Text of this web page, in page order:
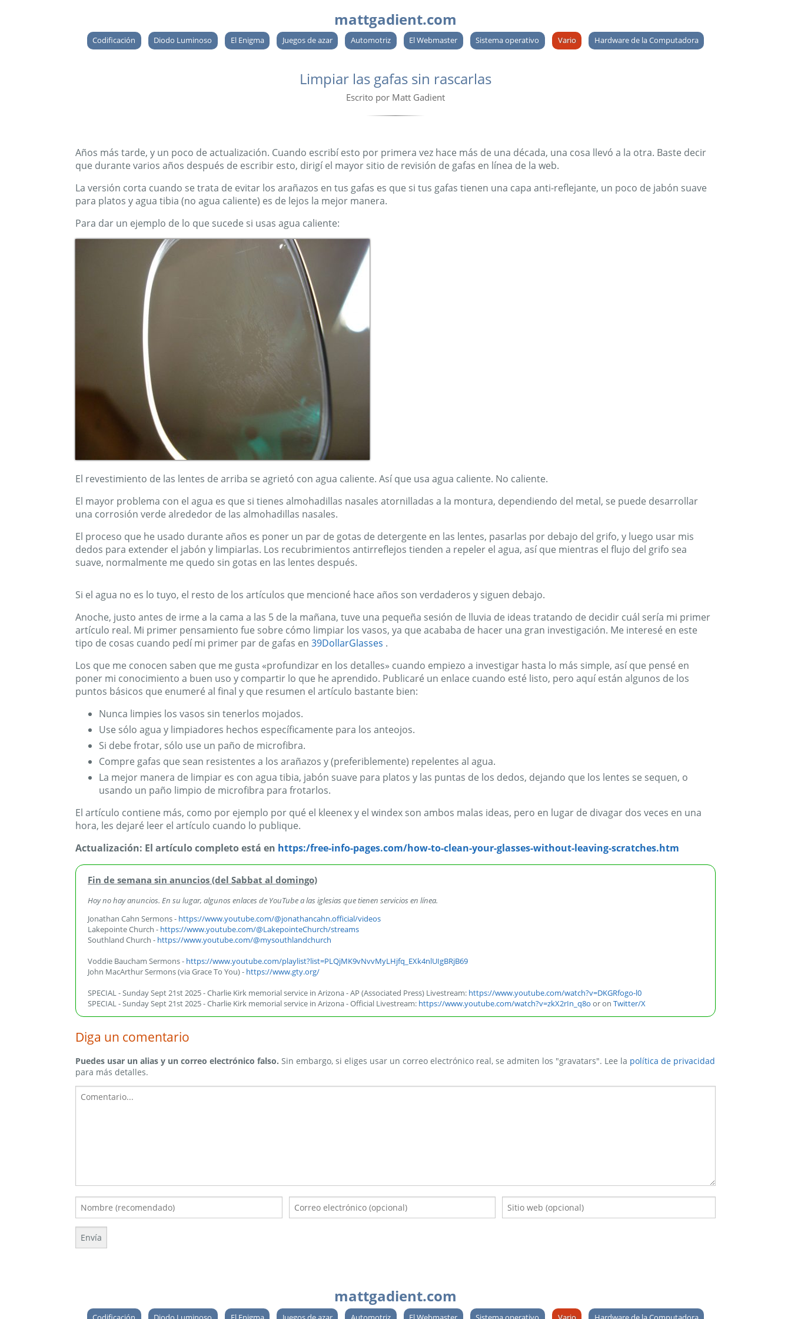
mattgadient.com
Codificación Diodo Luminoso El Enigma Juegos de azar Automotriz El Webmaster Sistema operativo Vario Hardware de la Computadora
Limpiar las gafas sin rascarlas
Escrito por Matt Gadient
Años más tarde, y un poco de actualización. Cuando escribí esto por primera vez hace más de una década, una cosa llevó a la otra. Baste decir
que durante varios años después de escribir esto, dirigí el mayor sitio de revisión de gafas en línea de la web.
La versión corta cuando se trata de evitar los arañazos en tus gafas es que si tus gafas tienen una capa anti-reflejante, un poco de jabón suave
para platos y agua tibia (no agua caliente) es de lejos la mejor manera.
Para dar un ejemplo de lo que sucede si usas agua caliente:
El revestimiento de las lentes de arriba se agrietó con agua caliente. Así que usa agua caliente. No caliente.
El mayor problema con el agua es que si tienes almohadillas nasales atornilladas a la montura, dependiendo del metal, se puede desarrollar
una corrosión verde alrededor de las almohadillas nasales.
El proceso que he usado durante años es poner un par de gotas de detergente en las lentes, pasarlas por debajo del grifo, y luego usar mis
dedos para extender el jabón y limpiarlas. Los recubrimientos antirreflejos tienden a repeler el agua, así que mientras el flujo del grifo sea
suave, normalmente me quedo sin gotas en las lentes después.
Si el agua no es lo tuyo, el resto de los artículos que mencioné hace años son verdaderos y siguen debajo.
Anoche, justo antes de irme a la cama a las 5 de la mañana, tuve una pequeña sesión de lluvia de ideas tratando de decidir cuál sería mi primer
artículo real. Mi primer pensamiento fue sobre cómo limpiar los vasos, ya que acababa de hacer una gran investigación. Me interesé en este
tipo de cosas cuando pedí mi primer par de gafas en 39DollarGlasses .
Los que me conocen saben que me gusta «profundizar en los detalles» cuando empiezo a investigar hasta lo más simple, así que pensé en
poner mi conocimiento a buen uso y compartir lo que he aprendido. Publicaré un enlace cuando esté listo, pero aquí están algunos de los
puntos básicos que enumeré al final y que resumen el artículo bastante bien:
Nunca limpies los vasos sin tenerlos mojados.
Use sólo agua y limpiadores hechos específicamente para los anteojos.
Si debe frotar, sólo use un paño de microfibra.
Compre gafas que sean resistentes a los arañazos y (preferiblemente) repelentes al agua.
La mejor manera de limpiar es con agua tibia, jabón suave para platos y las puntas de los dedos, dejando que los lentes se sequen, o
usando un paño limpio de microfibra para frotarlos.
El artículo contiene más, como por ejemplo por qué el kleenex y el windex son ambos malas ideas, pero en lugar de divagar dos veces en una
hora, les dejaré leer el artículo cuando lo publique.
Actualización: El artículo completo está en https:/free-info-pages.com/how-to-clean-your-glasses-without-leaving-scratches.htm
Fin de semana sin anuncios (del Sabbat al domingo)
Hoy no hay anuncios. En su lugar, algunos enlaces de YouTube a las iglesias que tienen servicios en línea.
Jonathan Cahn Sermons - https://www.youtube.com/@jonathancahn.official/videos
Lakepointe Church - https://www.youtube.com/@LakepointeChurch/streams
Southland Church - https://www.youtube.com/@mysouthlandchurch
Voddie Baucham Sermons - https://www.youtube.com/playlist?list=PLQjMK9vNvvMyLHjfq_EXk4nlUIgBRjB69
John MacArthur Sermons (via Grace To You) - https://www.gty.org/
SPECIAL - Sunday Sept 21st 2025 - Charlie Kirk memorial service in Arizona - AP (Associated Press) Livestream: https://www.youtube.com/watch?v=DKGRfogo-l0
SPECIAL - Sunday Sept 21st 2025 - Charlie Kirk memorial service in Arizona - Official Livestream: https://www.youtube.com/watch?v=zkX2rIn_q8o or on Twitter/X
Diga un comentario
Puedes usar un alias y un correo electrónico falso. Sin embargo, si eliges usar un correo electrónico real, se admiten los "gravatars". Lee la política de privacidad
para más detalles.
mattgadient.com